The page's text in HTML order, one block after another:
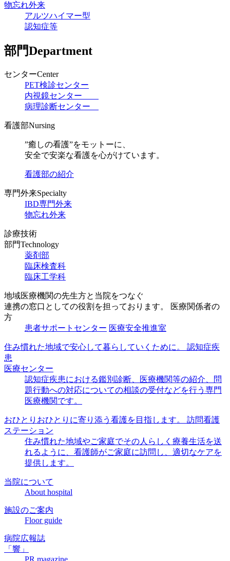
物忘れ外来
アルツハイマー型
認知症等
部門Department
センターCenter
PET検診センター
内視鏡センター
病理診断センター
看護部Nursing
”癒しの看護”をモットーに、
安全で安楽な看護を心がけています。
看護部の紹介
専門外来Specialty
IBD専門外来
物忘れ外来
診療技術
部門Technology
薬剤部
臨床検査科
臨床工学科
地域医療機関の先生方と当院をつなぐ
連携の窓口としての役割を担っております。
医療関係者の
方
患者サポートセンター 医療安全推進室
住み慣れた地域で安心して暮らしていく ために。
認知症疾
患
医療センター
認知症疾患における鑑別診断、医療機関等の紹介、
問
題行動への対応についての相談の受付などを行う 専門
医療機関です。
おひとりおひとりに寄り添う看護を 目指します。
訪問看護
ステーション
住み慣れた地域やご家庭でその人らしく療養生活を送
れるように、看護師がご家庭に訪問し、適切なケアを
提供します。
当院について
About hospital
施設のご案内
Floor guide
病院広報誌
「響」